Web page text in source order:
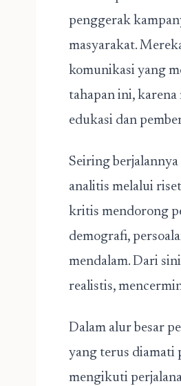
penggerak
masyarakat.
komunikasi yang
tahapan ini,
edukasi dan
Seiring
analitis melalui
kritis mendorong
demografi,
mendalam. Dari
realistis,
Dalam alur besar
yang terus diamati
mengikuti